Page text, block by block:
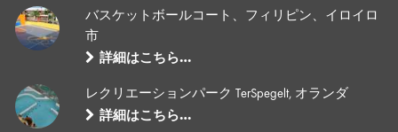
バスケットボールコート、フィリピン、イロイロ
市
詳細はこちら…
レクリエーションパーク TerSpegelt, オランダ
詳細はこちら…